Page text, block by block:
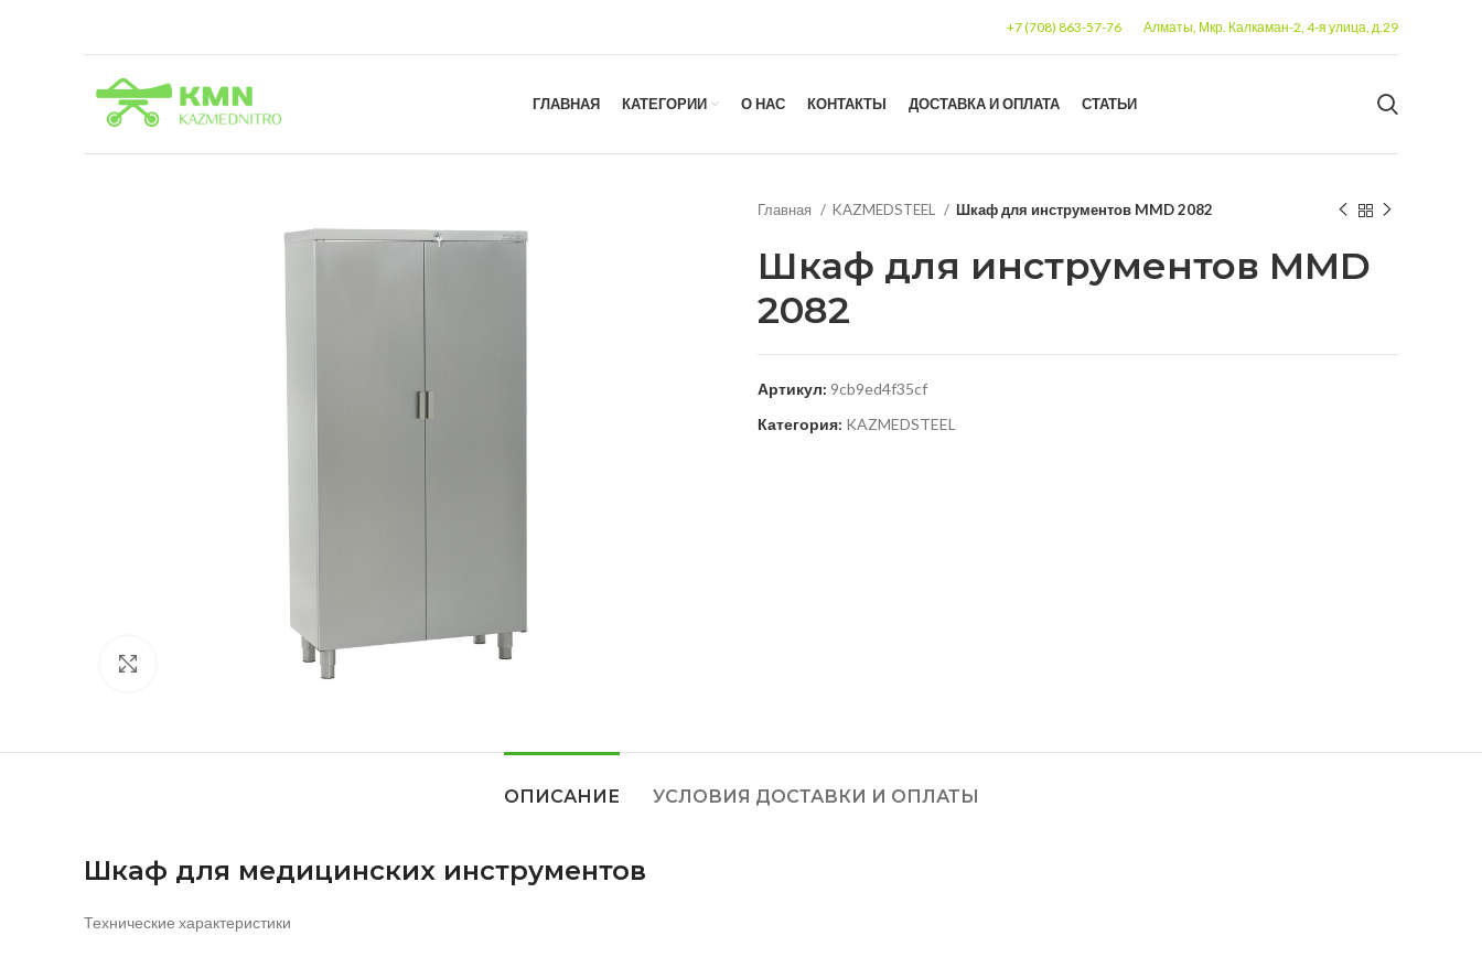
+7 (708) 863-57-76 Алматы, Мкр. Калкаман-2, 4-я улица, д.29
ГЛАВНАЯ КАТЕГОРИИ О НАС КОНТАКТЫ ДОСТАВКА И ОПЛАТА СТАТЬИ
нажмите, чтобы увеличить
Главная KAZMEDSTEEL Шкаф для инструментов MMD 2082
Шкаф для инструментов MMD
2082
Артикул: 9cb9ed4f35cf
Категория: KAZMEDSTEEL
ОПИСАНИЕ УСЛОВИЯ ДОСТАВКИ И ОПЛАТЫ
Шкаф для медицинских инструментов
Технические характеристики